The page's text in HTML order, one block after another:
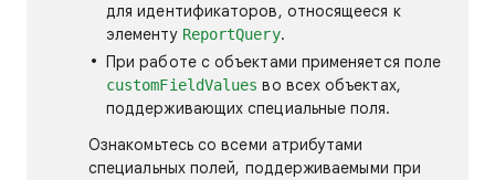
для идентификаторов, относящееся к
элементу ReportQuery.
При работе с объектами применяется поле
customFieldValues во всех объектах,
поддерживающих специальные поля.
Ознакомьтесь со всеми атрибутами
специальных полей, поддерживаемыми при